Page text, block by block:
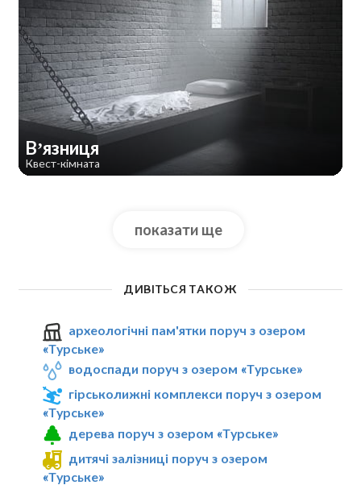
В’язниця
Квест-кімната
показати ще
ДИВІТЬСЯ ТАКОЖ
археологічні пам'ятки поруч з озером
«Турське»
водоспади поруч з озером «Турське»
гірськолижні комплекси поруч з озером
«Турське»
дерева поруч з озером «Турське»
дитячі залізниці поруч з озером
«Турське»